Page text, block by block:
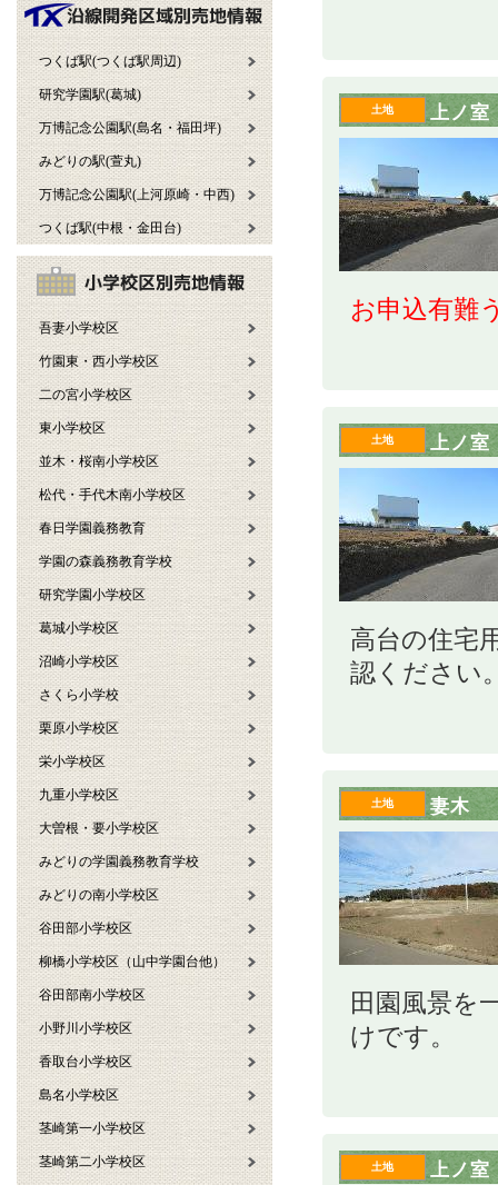
つくば駅(つくば駅周辺)
研究学園駅(葛城)
万博記念公園駅(島名・福田坪)
みどりの駅(萱丸)
万博記念公園駅(上河原崎・中西)
つくば駅(中根・金田台)
吾妻小学校区
竹園東・西小学校区
二の宮小学校区
東小学校区
並木・桜南小学校区
松代・手代木南小学校区
春日学園義務教育
学園の森義務教育学校
研究学園小学校区
葛城小学校区
沼崎小学校区
さくら小学校
栗原小学校区
栄小学校区
九重小学校区
大曽根・要小学校区
みどりの学園義務教育学校
みどりの南小学校区
谷田部小学校区
柳橋小学校区（山中学園台他）
谷田部南小学校区
小野川小学校区
香取台小学校区
島名小学校区
茎崎第一小学校区
茎崎第二小学校区
土地 上ノ室
お申込有難
土地 上ノ室
高台の住宅
認ください
土地 妻木
田園風景を
けです。
土地 上ノ室